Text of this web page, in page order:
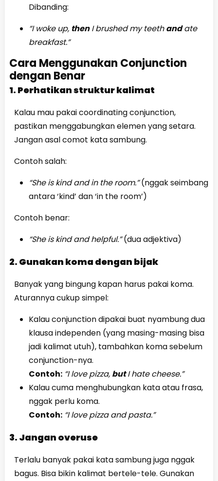
Dibanding:
“I woke up, thenI brushed my teethandate
breakfast.”
Cara Menggunakan Conjunction
dengan Benar
1. Perhatikan struktur kalimat
Kalau mau pakai coordinating conjunction,
pastikan menggabungkan elemen yang setara.
Jangan asal comot kata sambung.
Contoh salah:
“She is kind and in the room.”(nggak seimbang
antara ‘kind’ dan ‘in the room’)
Contoh benar:
“She is kind and helpful.”(dua adjektiva)
2. Gunakan koma dengan bijak
Banyak yang bingung kapan harus pakai koma.
Aturannya cukup simpel:
Kalau conjunction dipakai buat nyambung dua
klausa independen (yang masing-masing bisa
jadi kalimat utuh), tambahkan koma sebelum
conjunction-nya.
Contoh: “I love pizza, butI hate cheese.”
Kalau cuma menghubungkan kata atau frasa,
nggak perlu koma.
Contoh: “I love pizza and pasta.”
3. Jangan overuse
Terlalu banyak pakai kata sambung juga nggak
bagus. Bisa bikin kalimat bertele-tele. Gunakan